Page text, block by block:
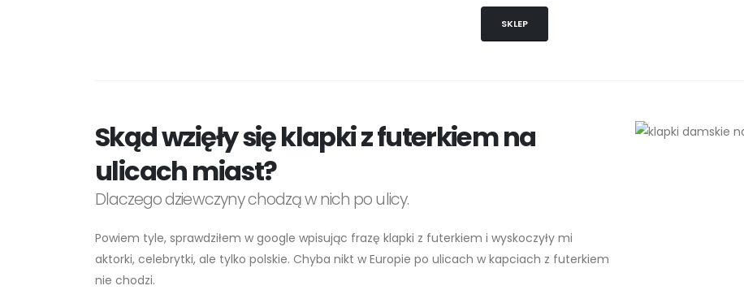
SKLEP
Skąd wzięły się klapki z futerkiem na
ulicach miast?
Dlaczego dziewczyny chodzą w nich po ulicy.
Powiem tyle, sprawdziłem w google wpisując frazę klapki z futerkiem i wyskoczyły mi
aktorki, celebrytki, ale tylko polskie. Chyba nikt w Europie po ulicach w kapciach z futerkiem
nie chodzi.